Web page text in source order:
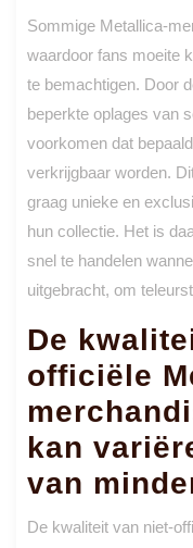
Sommige Metallica-
waardoor fans moeite
te bemachtigen. Door
beperkte oplages van
voorkomen dat
verkrijgbaar worden.
graag unieke en
hun collectie. Het is
snel te handelen
uitgebracht, om
De
officiële
kan
van
De kwaliteit van niet-